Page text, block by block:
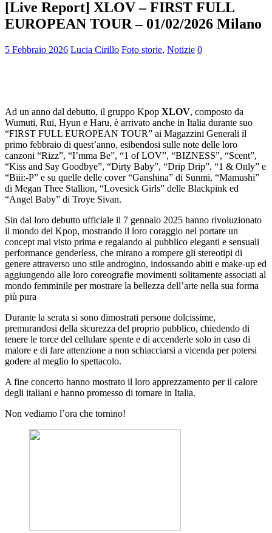
[Live Report] XLOV – FIRST FULL
EUROPEAN TOUR – 01/02/2026 Milano
5 Febbraio 2026 Lucia Cirillo Foto storie, Notizie 0
Ad un anno dal debutto, il gruppo Kpop XLOV, composto da
Wumuti, Rui, Hyun e Haru, è arrivato anche in Italia durante suo
“FIRST FULL EUROPEAN TOUR” ai Magazzini Generali il
primo febbraio di quest’anno, esibendosi sulle note delle loro
canzoni “Rizz”, “I’mma Be”, “1 of LOV”, “BIZNESS”, “Scent”,
“Kiss and Say Goodbye”, “Dirty Baby”, “Drip Drip”, “1 & Only” e
“Biii:-P” e su quelle delle cover “Ganshina” di Sunmi, “Mamushi”
di Megan Thee Stallion, “Lovesick Girls” delle Blackpink ed
“Angel Baby” di Troye Sivan.
Sin dal loro debutto ufficiale il 7 gennaio 2025 hanno rivoluzionato
il mondo del Kpop, mostrando il loro coraggio nel portare un
concept mai visto prima e regalando al pubblico eleganti e sensuali
performance genderless, che mirano a rompere gli stereotipi di
genere attraverso uno stile androgino, indossando abiti e make-up ed
aggiungendo alle loro coreografie movimenti solitamente associati al
mondo femminile per mostrare la bellezza dell’arte nella sua forma
più pura
Durante la serata si sono dimostrati persone dolcissime,
premurandosi della sicurezza del proprio pubblico, chiedendo di
tenere le torce del cellulare spente e di accenderle solo in caso di
malore e di fare attenzione a non schiacciarsi a vicenda per potersi
godere al meglio lo spettacolo.
A fine concerto hanno mostrato il loro apprezzamento per il calore
degli italiani e hanno promesso di tornare in Italia.
Non vediamo l’ora che tornino!